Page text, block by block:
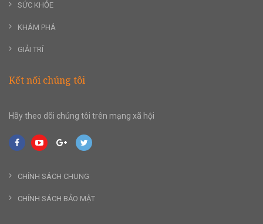
SỨC KHỎE
KHÁM PHÁ
GIẢI TRÍ
Kết nối chúng tôi
Hãy theo dõi chúng tôi trên mạng xã hội
CHÍNH SÁCH CHUNG
CHÍNH SÁCH BẢO MẬT